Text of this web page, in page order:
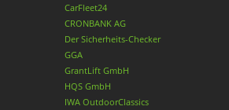
CarFleet24
CRONBANK AG
Der Sicherheits-Checker
GGA
GrantLift GmbH
HQS GmbH
IWA OutdoorClassics